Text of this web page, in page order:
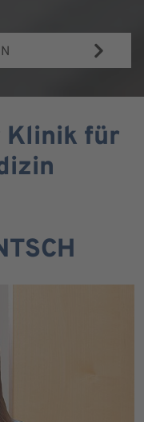
Klinik für